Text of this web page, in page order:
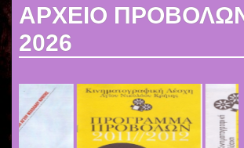
ΑΡΧΕΙΟ
2026